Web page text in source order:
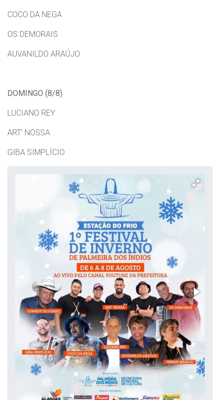
COCO DA NEGA
OS DEMORAIS
AUVANILDO ARAÚJO
DOMINGO (8/8)
LUCIANO REY
ART’ NOSSA
GIBA SIMPLÍCIO